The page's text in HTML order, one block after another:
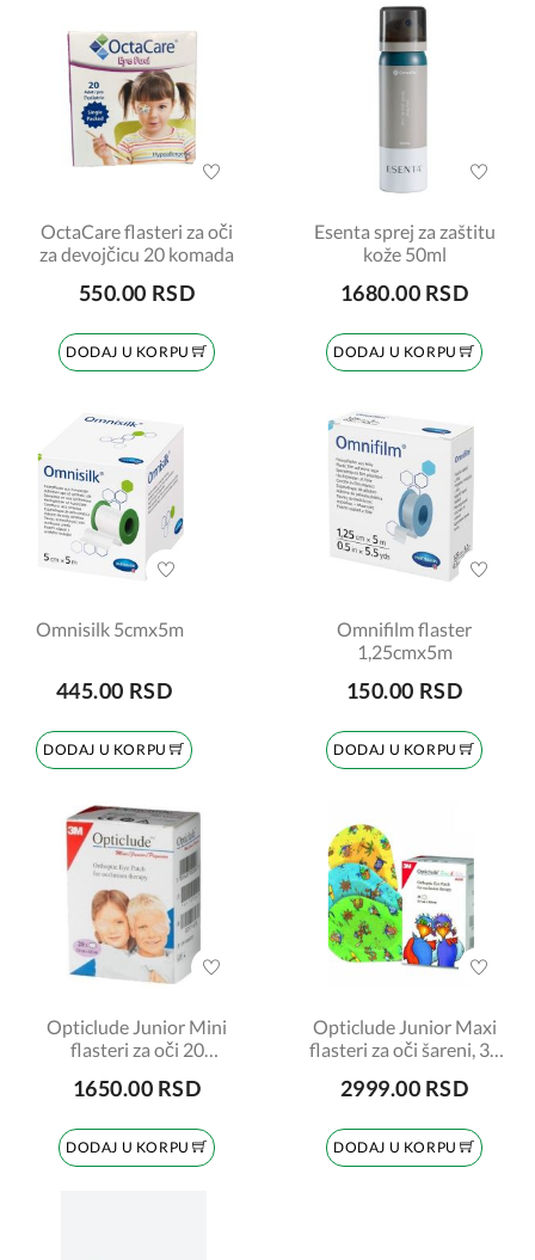
OctaCare flasteri za oči
za devojčicu 20 komada
550.00 RSD
DODAJ U KORPU
Esenta sprej za zaštitu
kože 50ml
1680.00 RSD
DODAJ U KORPU
Omnisilk 5cmx5m
445.00 RSD
DODAJ U KORPU
Omnifilm flaster
1,25cmx5m
150.00 RSD
DODAJ U KORPU
Opticlude Junior Mini
flasteri za oči 20
1650.00 RSD
DODAJ U KORPU
Opticlude Junior Maxi
flasteri za oči šareni, 30
2999.00 RSD
DODAJ U KORPU